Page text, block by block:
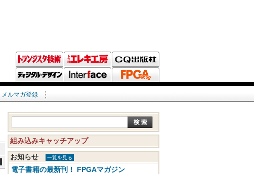
メルマガ登録
組み込みキャッチアップ
お知らせ 一覧を見る
電子書籍の最新刊！ FPGAマガジン